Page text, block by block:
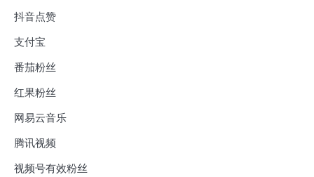
抖音点赞
支付宝
番茄粉丝
红果粉丝
网易云音乐
腾讯视频
视频号有效粉丝